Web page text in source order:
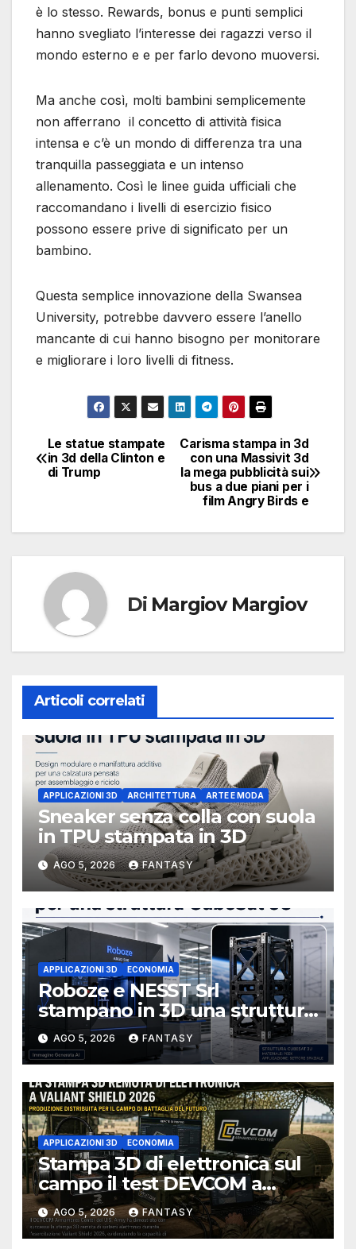
è lo stesso. Rewards, bonus e punti semplici
hanno svegliato l’interesse dei ragazzi verso il
mondo esterno e e per farlo devono muoversi.
Ma anche così, molti bambini semplicemente
non afferrano il concetto di attività fisica
intensa e c’è un mondo di differenza tra una
tranquilla passeggiata e un intenso
allenamento. Così le linee guida ufficiali che
raccomandano i livelli di esercizio fisico
possono essere prive di significato per un
bambino.
Questa semplice innovazione della Swansea
University, potrebbe davvero essere l’anello
mancante di cui hanno bisogno per monitorare
e migliorare i loro livelli di fitness.
Navigazione
articoli
Carisma stampa in 3d
con una Massivit 3d
la mega pubblicità sui
bus a due piani per i
film Angry Birds e
Le statue stampate
in 3d della Clinton e
di Trump
Di Margiov Margiov
Articoli correlati
APPLICAZIONI 3D ARCHITETTURA ARTE E MODA
Sneaker senza colla con suola
in TPU stampata in 3D
AGO 5, 2026 FANTASY
APPLICAZIONI 3D ECONOMIA
Roboze e NESST Srl
stampano in 3D una struttura
CubeSat 3U in Carbon PEEK
AGO 5, 2026 FANTASY
APPLICAZIONI 3D ECONOMIA
Stampa 3D di elettronica sul
campo il test DEVCOM a
Valiant Shield 2026
AGO 5, 2026 FANTASY